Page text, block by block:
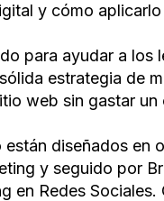
y cómo
para ayudar a los
estrategia de
web sin gastar un
diseñados en
y seguido por
en Redes Sociales.